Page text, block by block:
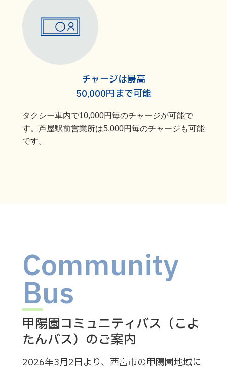
チャージは最高
50,000円まで可能
タクシー車内で10,000円毎のチャージが可能で
す。芦屋駅前営業所は5,000円毎のチャージも可能
です。
Community
Bus
甲陽園コミュニティバス（こよ
たんバス）のご案内
2026年3月2日より、西宮市の甲陽園地域に